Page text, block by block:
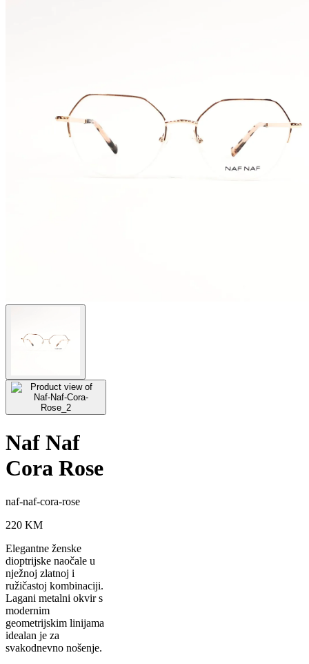
Naf Naf
Cora Rose
naf-naf-cora-rose
220 KM
Elegantne ženske
dioptrijske naočale u
nježnoj zlatnoj i
ružičastoj kombinaciji.
Lagani metalni okvir s
modernim
geometrijskim linijama
idealan je za
svakodnevno nošenje.